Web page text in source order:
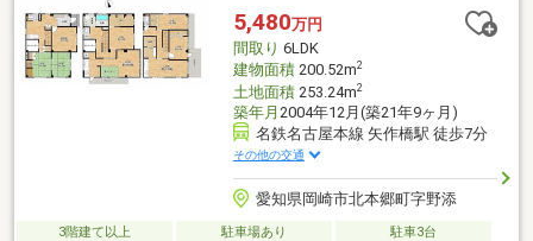
ん。※通学の区域に関しては自治体や教育委員会等にご確認くだ
さい。
5,480万円
間取り 6LDK
建物面積200.52m2
土地面積253.24m2
築年月 2004年12月(築21年9ヶ月)
名鉄名古屋本線 矢作橋駅 徒歩7分
その他の交通
愛知県岡崎市北本郷町字野添
3階建て以上 駐車場あり
駐車3台